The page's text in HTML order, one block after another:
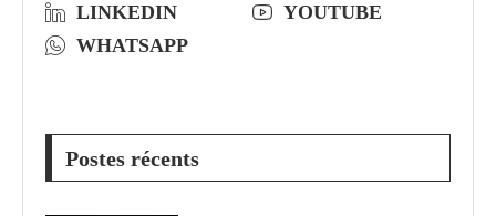
LINKEDIN
YOUTUBE
WHATSAPP
Postes récents